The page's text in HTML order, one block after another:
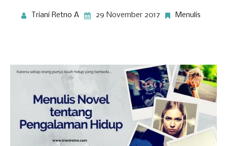
Triani Retno A 29 November 2017 Menulis